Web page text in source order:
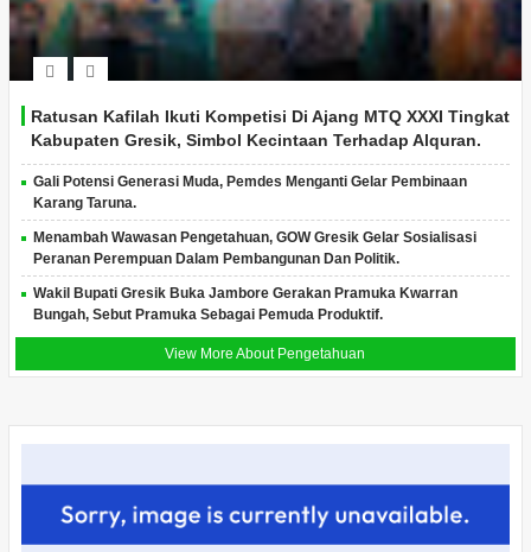
Ratusan Kafilah Ikuti Kompetisi Di Ajang MTQ XXXI Tingkat
Kabupaten Gresik, Simbol Kecintaan Terhadap Alquran.
Gali Potensi Generasi Muda, Pemdes Menganti Gelar Pembinaan
Karang Taruna.
Menambah Wawasan Pengetahuan, GOW Gresik Gelar Sosialisasi
Peranan Perempuan Dalam Pembangunan Dan Politik.
Wakil Bupati Gresik Buka Jambore Gerakan Pramuka Kwarran
Bungah, Sebut Pramuka Sebagai Pemuda Produktif.
View More About Pengetahuan